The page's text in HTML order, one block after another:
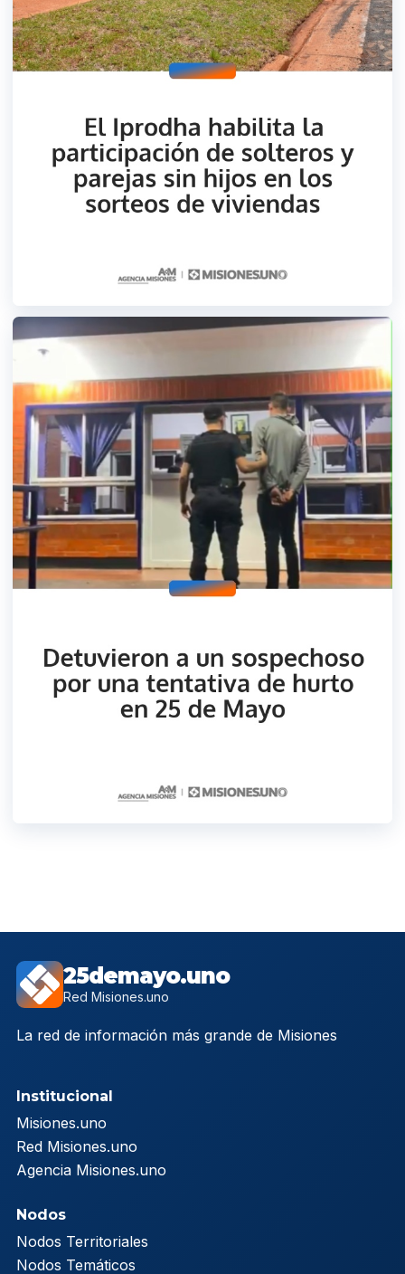
25demayo.uno
Red Misiones.uno
La red de información más grande de Misiones
Institucional
Misiones.uno
Red Misiones.uno
Agencia Misiones.uno
Nodos
Nodos Territoriales
Nodos Temáticos